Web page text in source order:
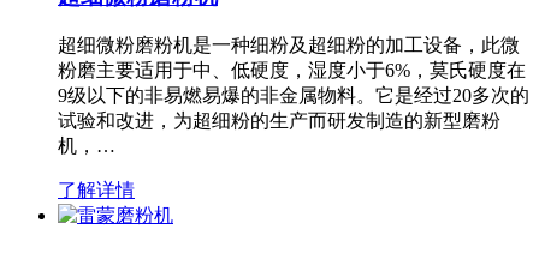
超细微粉磨粉机是一种细粉及超细粉的加工设备，此微
粉磨主要适用于中、低硬度，湿度小于6%，莫氏硬度在
9级以下的非易燃易爆的非金属物料。它是经过20多次的
试验和改进，为超细粉的生产而研发制造的新型磨粉
机，…
了解详情